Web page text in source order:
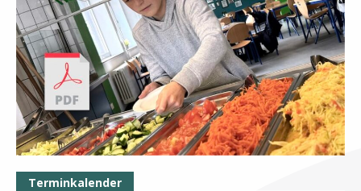
Terminkalender